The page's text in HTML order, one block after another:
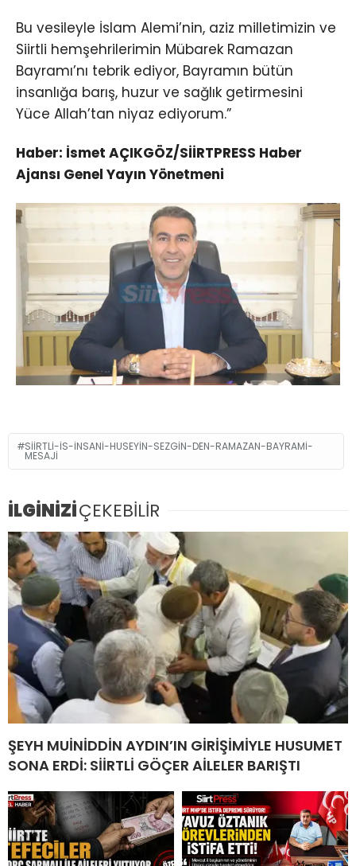
Bu vesileyle İslam Alemi’nin, aziz milletimizin ve
Siirtli hemşehrilerimin Mübarek Ramazan
Bayramı’nı tebrik ediyor, Bayramın bütün
insanlığa barış, huzur ve sağlık getirmesini
Yüce Allah’tan niyaz ediyorum.”
Haber: İsmet AÇIKGÖZ/SİİRTPRESS Haber
Ajansı Genel Yayın Yönetmeni
SIIRTLI-IS-INSANI-HUSEYIN-SEZGIN-DEN-RAMAZAN-BAYRAMI-
MESAJI
İLGİNİZİÇEKEBİLİR
ŞEYH MUİNİDDİN AYDIN’IN GİRİŞİMİYLE HUSUMET
SONA ERDİ: SİİRTLİ GÖÇER AİLELER BARIŞTI